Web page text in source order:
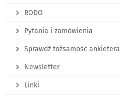
RODO
Pytania i zamówienia
Sprawdź tożsamość ankietera
Newsletter
Linki